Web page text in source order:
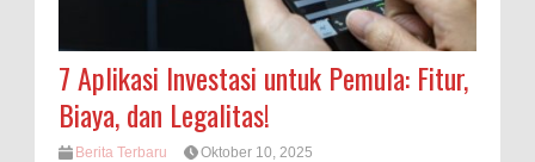
7 Aplikasi Investasi untuk Pemula: Fitur,
Biaya, dan Legalitas!
Berita Terbaru Oktober 10, 2025